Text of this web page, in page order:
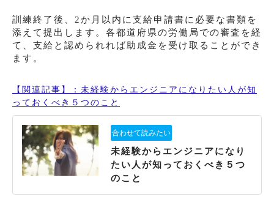
訓練終了後、2か月以内に支給申請書に必要な書類を
添えて提出します。各都道府県の労働局での審査を経
て、支給と認められれば助成金を受け取ることができ
ます。
【関連記事】：未経験からエンジニアになりたい人が知
っておくべき５つのこと
未経験からエンジニアになり
たい人が知っておくべき５つ
のこと